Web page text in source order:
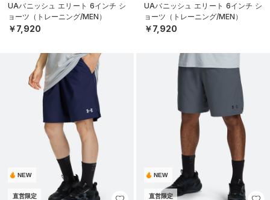
UAバニッシュ エリート 6インチ シ
ョーツ（トレーニング/MEN）
￥7,920
UAバニッシュ エリート 6インチ シ
ョーツ（トレーニング/MEN）
￥7,920
NEW
直営限定
NEW
直営限定